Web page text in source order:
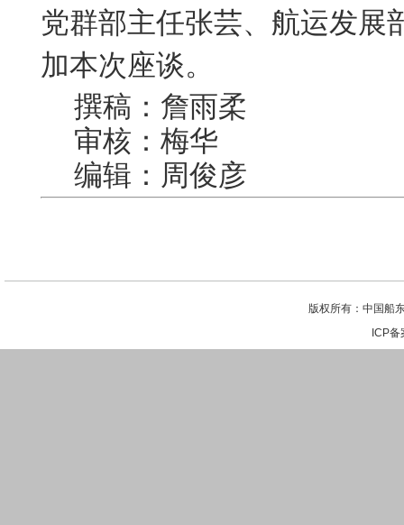
党群部主任张芸、航运发展
加本次座谈。
撰稿：詹雨柔
审核：梅华
编辑：周俊彦
版权所有：中国船
ICP